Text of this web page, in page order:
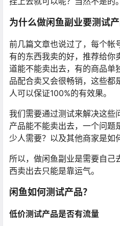
为什么做闲鱼副业要测试产
前几篇文章也说过了，每个帐
有的东西我卖的好，推荐给你
道能不能卖出去，有的商品单
品配合卖又会很畅销，这些都
人可以保证100%的有效果。
我们需要通过测试来解决这些
产品能不能卖出去，一个问题
少人需要？以及其他商家是如
所以，做闲鱼副业是需要自己
西卖出去只能是靠运气。
闲鱼如何测试产品？
低价测试产品是否有流量